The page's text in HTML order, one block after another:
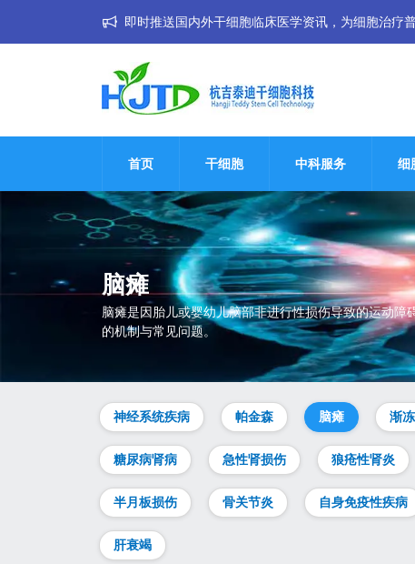
即时推送国内外干细胞临床医学资讯，为细胞治疗
首页 干细胞 中科服务 细
脑瘫
脑瘫是因胎儿或婴幼儿脑部非进行性损伤导致的运动
的机制与常见问题。
神经系统疾病 帕金森 脑瘫 渐
糖尿病肾病 急性肾损伤 狼疮性肾炎
半月板损伤 骨关节炎 自身免疫性疾病
肝衰竭